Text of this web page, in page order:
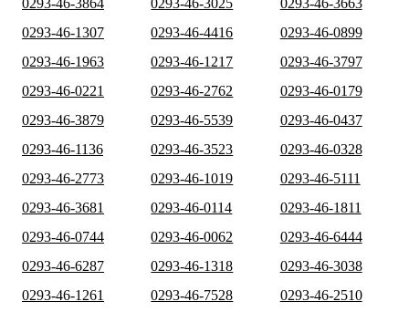
0293-46-3864
0293-46-3025
0293-46-3663
0293-46-1307
0293-46-4416
0293-46-0899
0293-46-1963
0293-46-1217
0293-46-3797
0293-46-0221
0293-46-2762
0293-46-0179
0293-46-3879
0293-46-5539
0293-46-0437
0293-46-1136
0293-46-3523
0293-46-0328
0293-46-2773
0293-46-1019
0293-46-5111
0293-46-3681
0293-46-0114
0293-46-1811
0293-46-0744
0293-46-0062
0293-46-6444
0293-46-6287
0293-46-1318
0293-46-3038
0293-46-1261
0293-46-7528
0293-46-2510